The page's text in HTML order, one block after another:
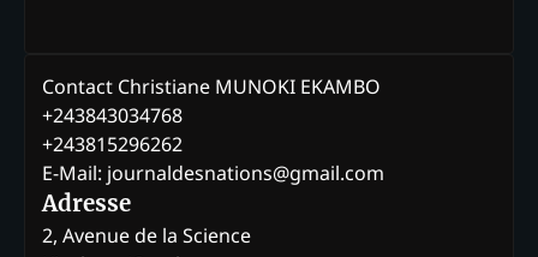
Contact Christiane MUNOKI EKAMBO
+243843034768
+243815296262
E-Mail: journaldesnations@gmail.com
Adresse
2, Avenue de la Science